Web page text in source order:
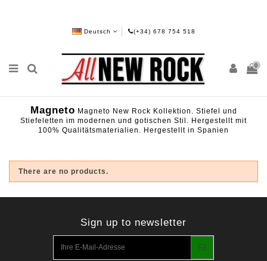
Deutsch (+34) 678 754 518
0
Magneto Magneto New Rock Kollektion. Stiefel und
Stiefeletten im modernen und gotischen Stil. Hergestellt mit
100% Qualitätsmaterialien. Hergestellt in Spanien
There are no products.
Sign up to newsletter